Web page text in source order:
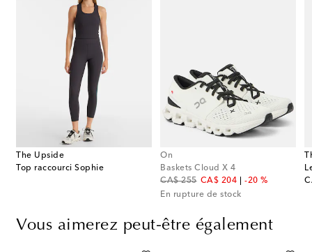
The Upside
Top raccourci Sophie
On
Baskets Cloud X 4
CA$ 255
original priceCA$ 204
discount price
-20 %
En rupture de stock
Vous aimerez peut-être également